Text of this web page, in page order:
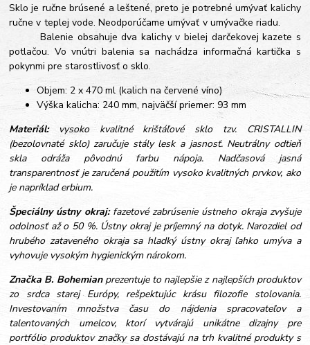
Sklo je ručne brúsené a leštené, preto je potrebné umývať kalichy
ručne v teplej vode. Neodporúčame umývať v umývačke riadu.
Balenie obsahuje dva kalichy v bielej darčekovej kazete s
potlačou. Vo vnútri balenia sa nachádza informačná kartička s
pokynmi pre starostlivosť o sklo.
Objem: 2 x 470 ml (kalich na červené víno)
Výška kalicha: 240 mm, najväčší priemer: 93 mm
Materiál: vysoko kvalitné krištáľové sklo tzv. CRISTALLIN
(bezolovnaté sklo) zaručuje stály lesk a jasnosť. Neutrálny odtieň
skla odráža pôvodnú farbu nápoja. Nadčasová jasná
transparentnosť je zaručená použitím vysoko kvalitných prvkov, ako
je napríklad erbium.
Špeciálny ústny okraj:fazetové zabrúsenie ústneho okraja zvyšuje
odolnosť až o 50 %. Ústny okraj je príjemný na dotyk. Narozdiel od
hrubého zataveného okraja sa hladký ústny okraj ľahko umýva a
vyhovuje vysokým hygienickým nárokom.
Značka B. Bohemianprezentuje to najlepšie z najlepších produktov
zo srdca starej Európy, rešpektujúc krásu filozofie stolovania.
Investovaním množstva času do nájdenia spracovateľov a
talentovaných umelcov, ktorí vytvárajú unikátne dizajny pre
portfólio produktov značky sa dostávajú na trh kvalitné produkty s